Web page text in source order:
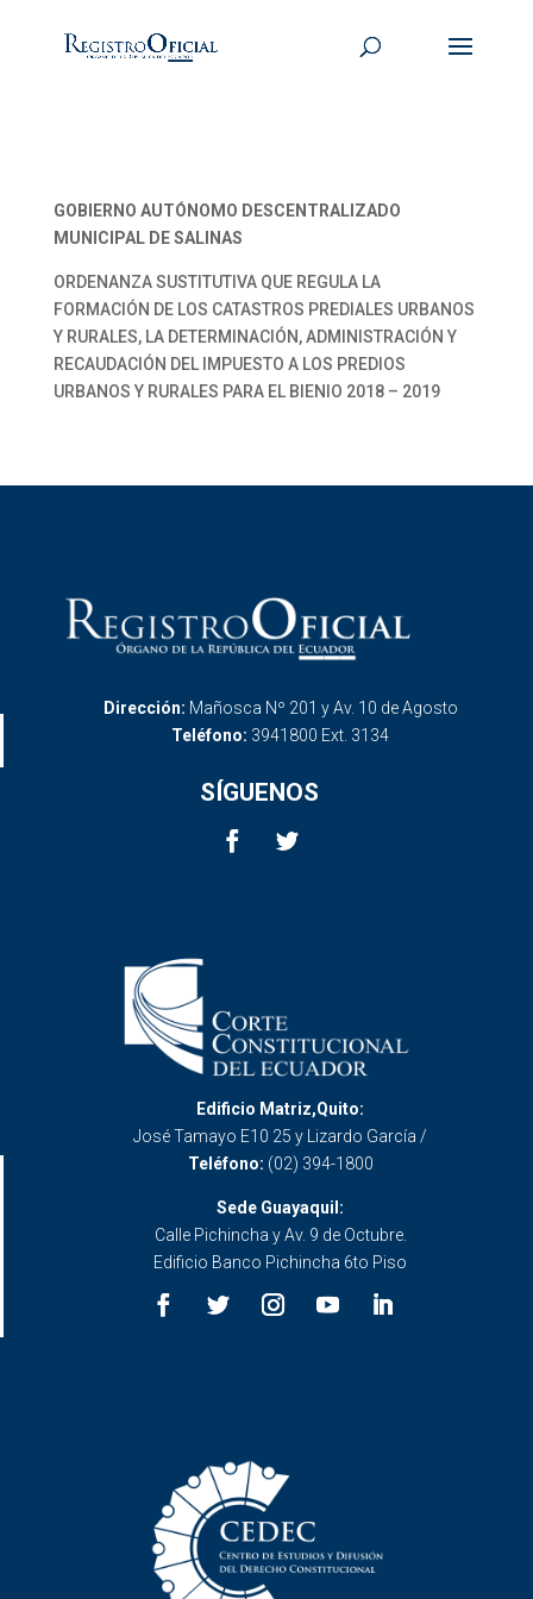
GOBIERNO AUTÓNOMO DESCENTRALIZADO
MUNICIPAL DE SALINAS
ORDENANZA SUSTITUTIVA QUE REGULA LA
FORMACIÓN DE LOS CATASTROS PREDIALES URBANOS
Y RURALES, LA DETERMINACIÓN, ADMINISTRACIÓN Y
RECAUDACIÓN DEL IMPUESTO A LOS PREDIOS
URBANOS Y RURALES PARA EL BIENIO 2018 – 2019
Dirección: Mañosca Nº 201 y Av. 10 de Agosto
Teléfono: 3941800 Ext. 3134
SÍGUENOS
Edificio Matriz,Quito:
José Tamayo E10 25 y Lizardo García /
Teléfono: (02) 394-1800
Sede Guayaquil:
Calle Pichincha y Av. 9 de Octubre.
Edificio Banco Pichincha 6to Piso